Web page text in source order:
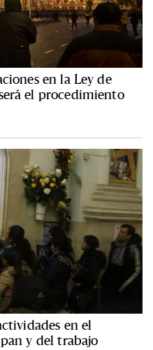
en la Ley de
el procedimiento
en el
y del trabajo